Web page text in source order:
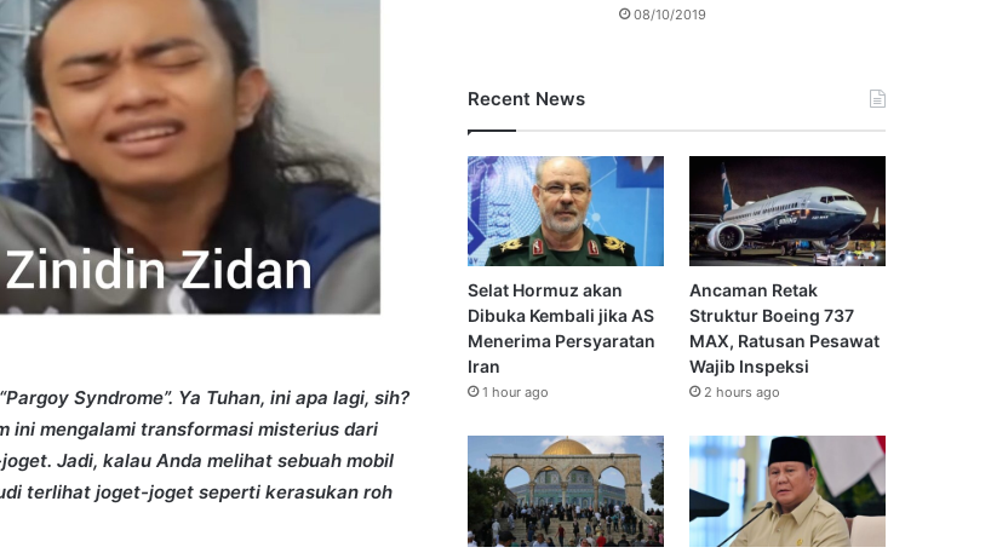
Syndrome”. Ya Tuhan, ini apa lagi, sih?
ini mengalami transformasi misterius dari
Jadi, kalau Anda melihat sebuah mobil
terlihat joget-joget seperti kerasukan roh
08/10/2019
Recent News
Selat Hormuz akan
Dibuka Kembali jika AS
Menerima Persyaratan
Iran
1 hour ago
Ancaman Retak
Struktur Boeing 737
MAX, Ratusan Pesawat
Wajib Inspeksi
2 hours ago